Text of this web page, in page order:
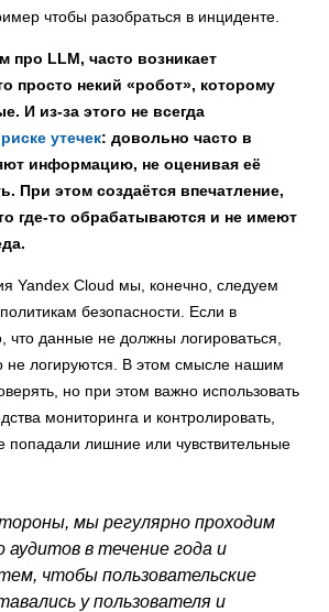
чтобы разобраться в инциденте.
про LLM, часто возникает
просто некий «робот», которому
И из-за этого не всегда
риске утечек: довольно часто в
информацию, не оценивая её
При этом создаётся впечатление,
где-то обрабатываются и не имеют
Yandex Cloud мы, конечно, следуем
безопасности. Если в
что данные не должны логироваться,
не логируются. В этом смысле нашим
но при этом важно использовать
мониторинга и контролировать,
попадали лишние или чувствительные
мы регулярно проходим
аудитов в течение года и
чтобы пользовательские
у пользователя и